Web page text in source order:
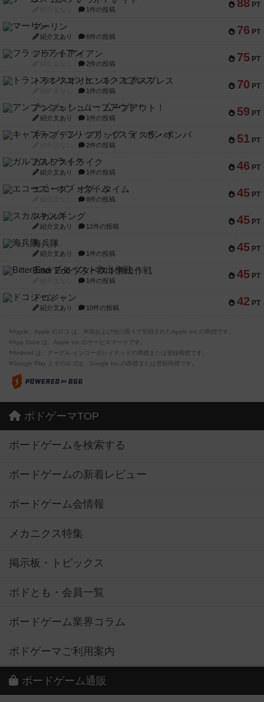
88 PT
1件の投稿
76 PT
マーリン
紹介文あり 6件の投稿
75 PT
フラットアイアン
2件の投稿
70 PT
トランスオリエント・エクスプレス
1件の投稿
59 PT
アンブッシュ！：ムーブアウト！
紹介文あり 1件の投稿
51 PT
キャプテン・フリップ：イスラ・ボンバ
2件の投稿
46 PT
ガルフストライク
紹介文あり 1件の投稿
45 PT
エコーズ・オブ・タイム
8件の投稿
45 PT
スカルキング
紹介文あり 12件の投稿
45 PT
海兵隊
紹介文あり 1件の投稿
45 PT
Bitter End ブタペスト救出作戦
1件の投稿
42 PT
ドコジャン
紹介文あり 10件の投稿
※Apple、Apple のロゴ は、米国および他の国々で登録されたApple Inc.の商標です。
※App Store は、Apple Inc.のサービスマークです。
※Android は、グーグル インコーポレイテッドの商標または登録商標です。
※Google Play とそのロゴは、Google Inc.の商標または登録商標です。
ボドゲーマTOP
ボードゲームを検索する
ボードゲームの新着レビュー
ボードゲーム会情報
メカニクス特集
掲示板・トピックス
ボドとも・会員一覧
ボードゲーム業界コラム
ボドゲーマご利用案内
ボードゲーム通販